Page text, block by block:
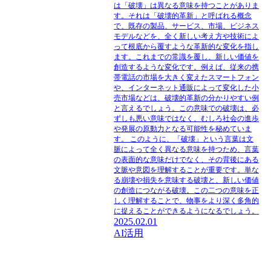
は「破壊」は異なる意味を持つことがありま
す。それは「破壊的革新」と呼ばれる概念
で、既存の製品、サービス、市場、ビジネス
モデルなどを、全く新しい考え方や技術によ
って根底から覆すような革新的な変化を指し
ます。これまでの常識を覆し、新しい価値を
創造するような変化です。例えば、従来の携
帯電話の市場を大きく変えたスマートフォン
や、インターネット通販によって変化した小
売市場などは、破壊的革新の分かりやすい例
と言えるでしょう。この意味での破壊は、必
ずしも悪い意味ではなく、むしろ社会の進歩
や発展の原動力となる可能性を秘めていま
す。 このように、「破壊」という言葉は文
脈によって全く異なる意味を持つため、言葉
の表面的な意味だけでなく、その背後にある
文脈や意図を理解することが重要です。単な
る崩壊や損失を意味する破壊と、新しい価値
の創造につながる破壊。この二つの意味を正
しく理解することで、物事をより深く多角的
に捉えることができるようになるでしょう。
2025.02.01
AI活用